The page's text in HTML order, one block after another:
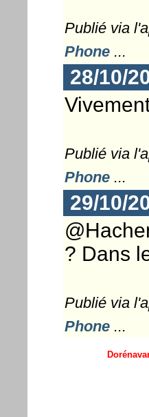
Publié via
Phone...
28/10/
Publié via
Phone...
29/10/
? Dans
Publié via
Phone...